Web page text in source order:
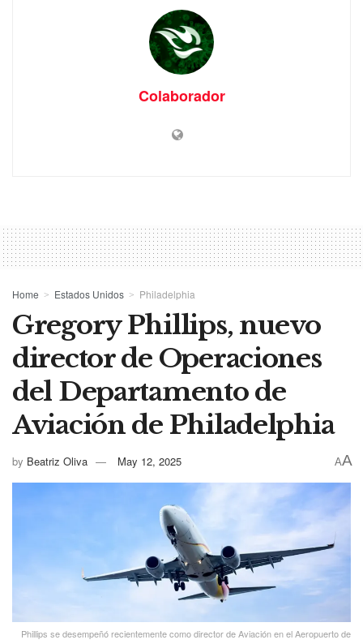
Colaborador
Home Estados Unidos Philadelphia
Gregory Phillips, nuevo
director de Operaciones
del Departamento de
Aviación de Philadelphia
by Beatriz Oliva May 12, 2025 AA
Phillips se desempeñó recientemente como director de Aviación en el Aeropuerto de